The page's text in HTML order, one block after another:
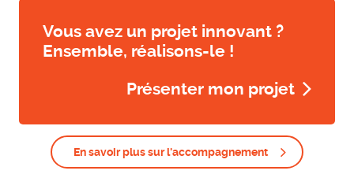
Vous avez un projet innovant ?
Ensemble, réalisons-le !
Présenter mon projet
En savoir plus sur l'accompagnement